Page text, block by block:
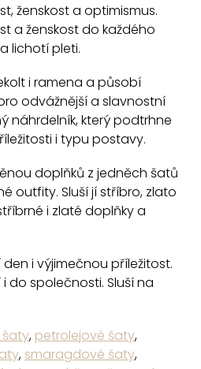
l
á
a
c
í
p
v
k
ý
p
s
u
ženskost a optimismus.
a ženskost do každého
lichotí pleti.
i ramena a působí
odvážnější a slavnostní
náhrdelník, který podtrhne
i typu postavy.
doplňků z jedněch šatů
outfity. Sluší jí stříbro, zlato
i zlaté doplňky a
i výjimečnou příležitost.
do společnosti. Sluší na
šaty, petrolejové šaty,
, smaragdové šaty,